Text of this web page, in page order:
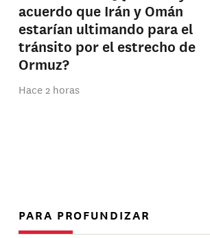
acuerdo que Irán y Omán
estarían ultimando para el
tránsito por el estrecho de
Ormuz?
Hace 2 horas
PARA PROFUNDIZAR